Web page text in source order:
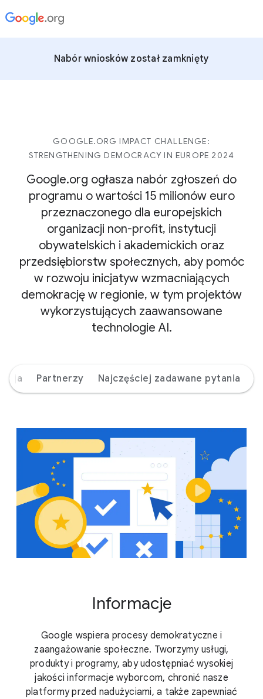
Nabór wniosków został zamknięty
GOOGLE.ORG IMPACT CHALLENGE:
STRENGTHENING DEMOCRACY IN EUROPE 2024
Google.org ogłasza nabór zgłoszeń do
programu o wartości 15 milionów euro
przeznaczonego dla europejskich
organizacji non-profit, instytucji
obywatelskich i akademickich oraz
przedsiębiorstw społecznych, aby pomóc
w rozwoju inicjatyw wzmacniających
demokrację w regionie, w tym projektów
wykorzystujących zaawansowane
technologie AI.
Partnerzy Najczęściej zadawane pytania
Informacje
Google wspiera procesy demokratyczne i
zaangażowanie społeczne. Tworzymy usługi,
produkty i programy, aby udostępniać wysokiej
jakości informacje wyborcom, chronić nasze
platformy przed nadużyciami, a także zapewniać